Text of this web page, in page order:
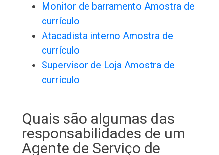
Monitor de barramento Amostra de
currículo
Atacadista interno Amostra de
currículo
Supervisor de Loja Amostra de
currículo
Quais são algumas das
responsabilidades de um
Agente de Serviço de